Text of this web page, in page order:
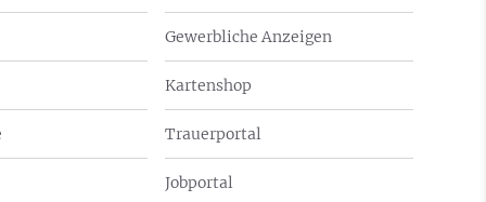
Gewerbliche Anzeigen
Kartenshop
Trauerportal
Jobportal